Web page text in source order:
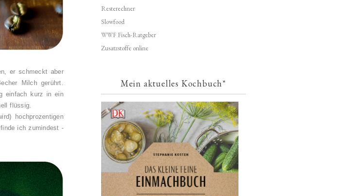
er schmeckt aber
Milch gerührt.
einfach kurz in ein
flüssig.
hochprozentigen
ich zumindest -
Resterechner
Slowfood
WWF Fisch-Ratgeber
Zusatzstoffe online
Mein aktuelles Kochbuch*